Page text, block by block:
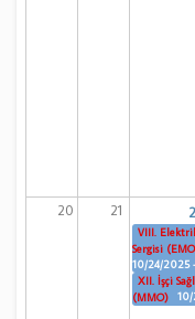
20 21
VIII.
Sergisi
10/24/2025
XII. İşçi
(MMO)